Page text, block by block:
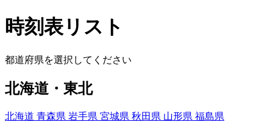
時刻表リスト
都道府県を選択してください
北海道・東北
北海道 青森県 岩手県 宮城県 秋田県 山形県 福島県